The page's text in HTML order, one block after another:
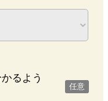
るよう
任意